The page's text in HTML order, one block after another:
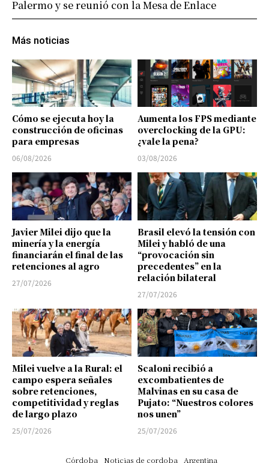
Más noticias
Cómo se ejecuta hoy la
construcción de oficinas
para empresas
06/08/2026
Aumenta los FPS mediante
overclocking de la GPU:
¿vale la pena?
03/08/2026
Javier Milei dijo que la
minería y la energía
financiarán el final de las
retenciones al agro
27/07/2026
Brasil elevó la tensión con
Milei y habló de una
“provocación sin
precedentes” en la
relación bilateral
27/07/2026
Milei vuelve a la Rural: el
campo espera señales
sobre retenciones,
competitividad y reglas
de largo plazo
25/07/2026
Scaloni recibió a
excombatientes de
Malvinas en su casa de
Pujato: “Nuestros colores
nos unen”
25/07/2026
Córdoba Noticias de cordoba Argentina
Palermo y se reunió con la Mesa de Enlace